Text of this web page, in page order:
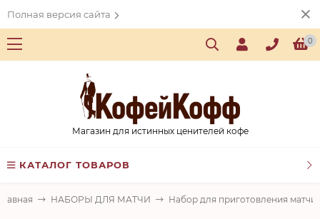
Полная версия сайта
0
Магазин для истинных ценителей кофе
КАТАЛОГ ТОВАРОВ
НАБОРЫ ДЛЯ МАТЧИ Набор для приготовления